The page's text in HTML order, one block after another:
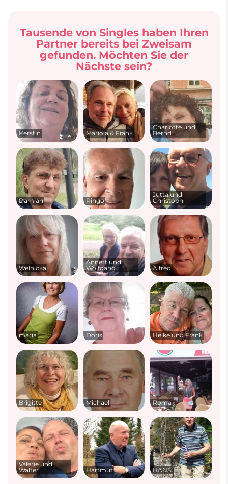
Tausende von Singles haben Ihren
Partner bereits bei Zweisam
gefunden. Möchten Sie der
Nächste sein?
Kerstin Mariola & Frank
Charlotte und
Bernd
Damian Ringo
Jutta und
Christoph
Welnicka
Annett und
Wolfgang
Alfred
maria Doris Heike und Frank
Brigitte Michael Roma
Valerie und
Walter
Hartmut HANS